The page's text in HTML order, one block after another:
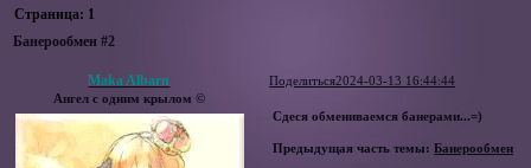
Банерообмен #2
Страница: 1
Поделиться2024-03-13 16:44:44
Maka Albarn
Ангел с одним крылом ©
Сдеся обмениваемся банерами...=)
Предыдущая часть темы:Банерообмен